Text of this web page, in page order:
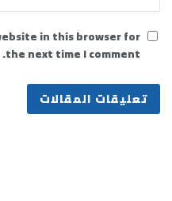
in this browser for
the next time I comment.